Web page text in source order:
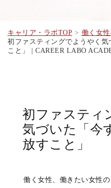
キャリア・ラボTOP
働く女
初ファスティングでようやく
こと」 | CAREER LABO
初ファスティ
気づいた「今
放すこと」
働く女性、働きたい女性